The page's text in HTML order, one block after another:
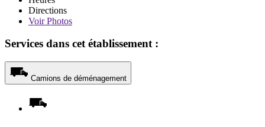
Directions
VoirPhotos
Services dans cet établissement :
Camions de déménagement